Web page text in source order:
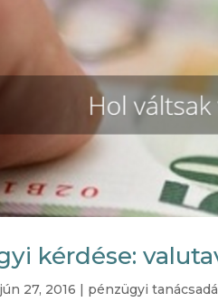
kérdése:
jún 27, 2016 | pénzügyi